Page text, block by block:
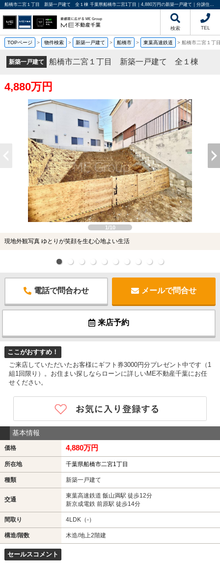
船橋市二宮１丁目 新築一戸建て 全１棟 千葉県船橋市二宮1丁目｜4,880万円の新築一戸建て｜分譲住宅や新築物件｜ME不動産千葉
検索 TEL
TOPページ > 物件検索 > 新築一戸建て > 船橋市 > 東葉高速鉄道 > 船橋市二宮１
新築一戸建て 船橋市二宮１丁目 新築一戸建て 全１棟
4,880万円
1/10
現地外観写真 ゆとりが笑顔を生む心地よい生活
電話で問合わせ メールで問合せ
来店予約
ここがおすすめ！
ご来店していただいたお客様にギフト券3000円分プレゼント中です（1
組1回限り）。お住まい探しならローンに詳しいME不動産千葉にお任
せください。
基本情報
価格 4,880万円
所在地 千葉県船橋市二宮1丁目
種類 新築一戸建て
交通
東葉高速鉄道 飯山満駅 徒歩12分
新京成電鉄 前原駅 徒歩14分
間取り 4LDK（-）
構造/階数 木造/地上2階建
セールスコメント